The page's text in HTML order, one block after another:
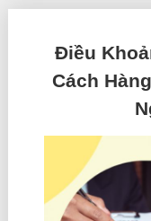
Điều
Cách